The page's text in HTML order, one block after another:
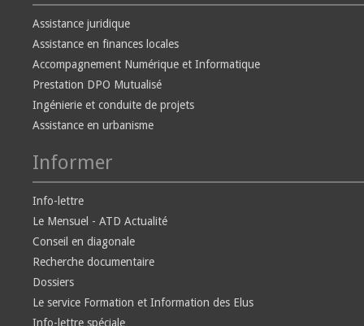
Assistance juridique
Assistance en finances locales
Accompagnement Numérique et Informatique
Prestation DPO Mutualisé
Ingénierie et conduite de projets
Assistance en urbanisme
Informer
Info-lettre
Le Mensuel - ATD Actualité
Conseil en diagonale
Recherche documentaire
Dossiers
Le service Formation et Information des Elus
Info-lettre spéciale